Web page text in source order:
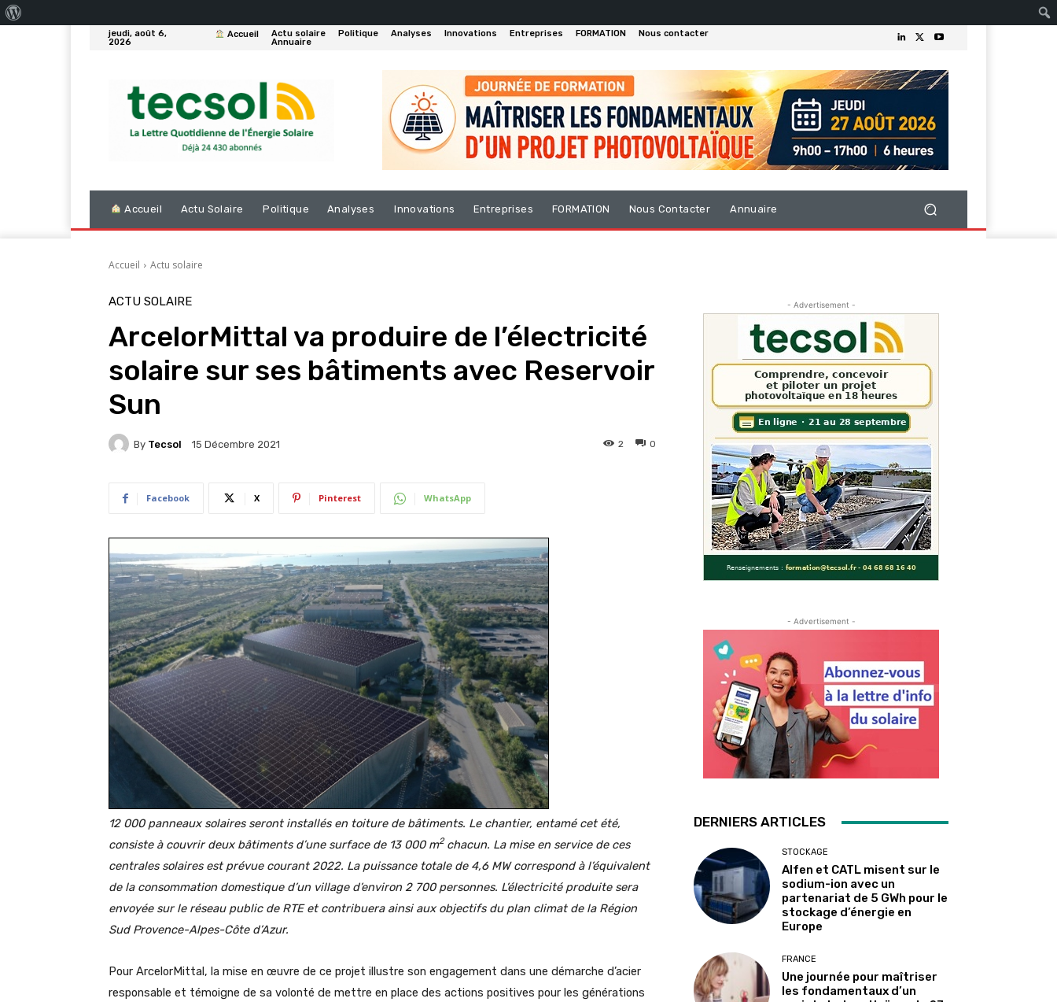
jeudi, août 6,
2026
Accueil Actu solaire Politique Analyses Innovations Entreprises FORMATION
Nous contacter
Annuaire
Accueil Actu Solaire Politique Analyses Innovations Entreprises FORMATION Nous Contacter Annuaire
Accueil Actu solaire
ACTU SOLAIRE
ArcelorMittal va produire de l’électricité
solaire sur ses bâtiments avec Reservoir
Sun
By Tecsol 15 Décembre 2021 0
2
Facebook X Pinterest WhatsApp
12 000 panneaux solaires seront installés en toiture de bâtiments. Le chantier, entamé cet été,
consiste à couvrir deux bâtiments d’une surface de 13 000 m2chacun. La mise en service de ces
centrales solaires est prévue courant 2022. La puissance totale de 4,6 MW correspond à l’équivalent
de la consommation domestique d’un village d’environ 2 700 personnes. L’électricité produite sera
envoyée sur le réseau public de RTE et contribuera ainsi aux objectifs du plan climat de la Région
Sud Provence-Alpes-Côte d’Azur.
Pour ArcelorMittal, la mise en œuvre de ce projet illustre son engagement dans une démarche d’acier
responsable et témoigne de sa volonté de mettre en place des actions positives pour les générations
- Advertisement -
- Advertisement -
DERNIERS ARTICLES
STOCKAGE
Alfen et CATL misent sur le
sodium-ion avec un
partenariat de 5 GWh pour le
stockage d’énergie en
Europe
FRANCE
Une journée pour maîtriser
les fondamentaux d’un